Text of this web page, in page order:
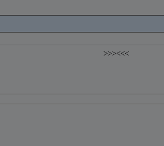
>>><<<